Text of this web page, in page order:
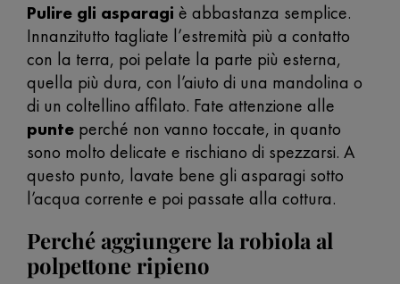
Pulire gli asparagi è abbastanza semplice.
Innanzitutto tagliate l’estremità più a contatto
con la terra, poi pelate la parte più esterna,
quella più dura, con l’aiuto di una mandolina o
di un coltellino affilato. Fate attenzione alle
punte perché non vanno toccate, in quanto
sono molto delicate e rischiano di spezzarsi. A
questo punto, lavate bene gli asparagi sotto
l’acqua corrente e poi passate alla cottura.
Perché aggiungere la robiola al
polpettone ripieno